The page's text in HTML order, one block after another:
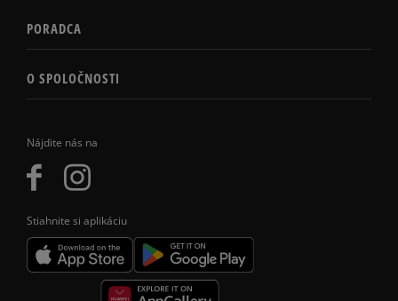
Nájdite nás na
Stiahnite si aplikáciu
PORADCA
O SPOLOČNOSTI